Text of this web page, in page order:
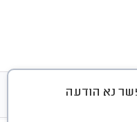
נא הודעה
רישוי ותעודות